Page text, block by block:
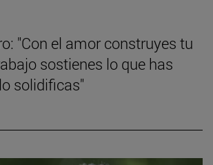
"Con el amor construyes tu
sostienes lo que has
solidificas"